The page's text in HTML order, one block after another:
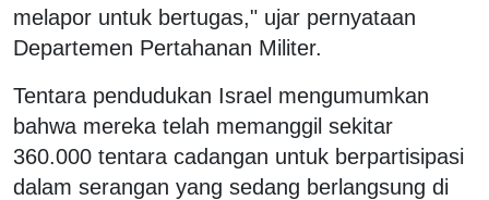
melapor untuk bertugas," ujar pernyataan
Departemen Pertahanan Militer.
Tentara pendudukan Israel mengumumkan
bahwa mereka telah memanggil sekitar
360.000 tentara cadangan untuk berpartisipasi
dalam serangan yang sedang berlangsung di